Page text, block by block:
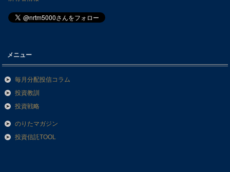
メニュー
毎月分配投信コラム
投資教訓
投資戦略
のりたマガジン
投資信託TOOL